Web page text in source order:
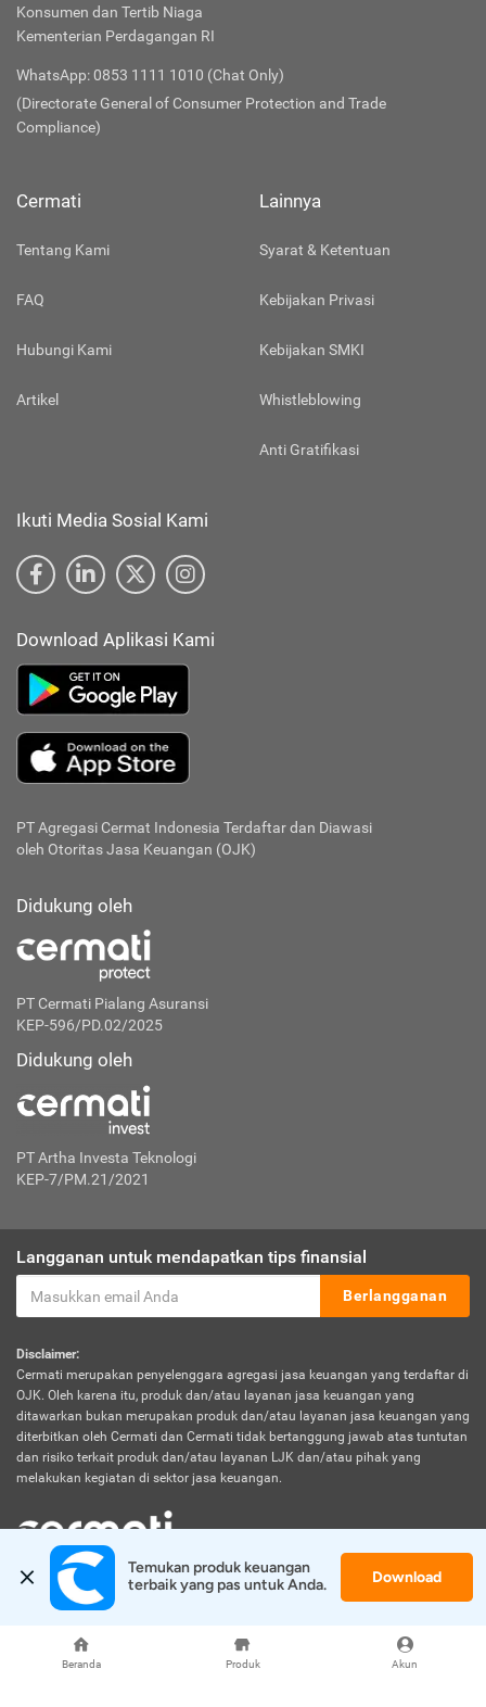
Beranda Produk Akun
Konsumen dan Tertib Niaga
Kementerian Perdagangan RI
WhatsApp: 0853 1111 1010 (Chat Only)
(Directorate General of Consumer Protection and Trade
Compliance)
Cermati
Tentang Kami
FAQ
Hubungi Kami
Artikel
Lainnya
Syarat & Ketentuan
Kebijakan Privasi
Kebijakan SMKI
Whistleblowing
Anti Gratifikasi
Ikuti Media Sosial Kami
Download Aplikasi Kami
PT Agregasi Cermat Indonesia Terdaftar dan Diawasi
oleh Otoritas Jasa Keuangan (OJK)
Didukung oleh
PT Cermati Pialang Asuransi
KEP-596/PD.02/2025
Didukung oleh
PT Artha Investa Teknologi
KEP-7/PM.21/2021
Langganan untuk mendapatkan tips finansial
Berlangganan
Disclaimer:
Cermati merupakan penyelenggara agregasi jasa keuangan yang terdaftar di
OJK. Oleh karena itu, produk dan/atau layanan jasa keuangan yang
ditawarkan bukan merupakan produk dan/atau layanan jasa keuangan yang
diterbitkan oleh Cermati dan Cermati tidak bertanggung jawab atas tuntutan
dan risiko terkait produk dan/atau layanan LJK dan/atau pihak yang
melakukan kegiatan di sektor jasa keuangan.
© 2026 Cermati. All Rights Reserved.
Temukan produk keuangan
terbaik yang pas untuk Anda.
Download